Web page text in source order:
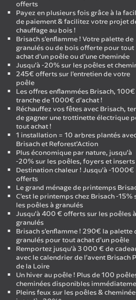
offerts
Payez en plusieurs fois grâce à la
de paiement & facilitez votre projet
chauffage au bois !
Brisach s’enflamme ! Votre palette de
granulés ou de bois offerte pour tout
achat d’un poêle ou d’une cheminée
Jusqu’à -20% sur les poêles et
245€ offerts sur l’entretien de votre
poêle
Les offres enflammées Brisach,
tranche de 1000€ d’achat !
Réchauffez vos fêtes avec Brisach,
de gagner une trottinette électrique
tout achat !
1 installation = 10 arbres plantés
Brisach et Reforest’Action
Plus économique par nature, jusqu’à
-20% sur les poêles, foyers et inserts
Destination chaleur ! Jusqu’à -1000€
offerts
Le grand ménage de printemps
C’est le printemps chez Brisach -15%
les poêles à granulés
Jusqu’à 400 € offerts sur les poêles à
granulés
Brisach s’enflamme ! 290€ la palette
granulés pour tout achat d’un poêle
Remportez jusqu’à 3 000 € de
avec le calendrier de l’avent Brisach
de la Loire
Un hiver au poêle ! Plus de 100
cheminées disponibles
Pleins feux sur les poêles &